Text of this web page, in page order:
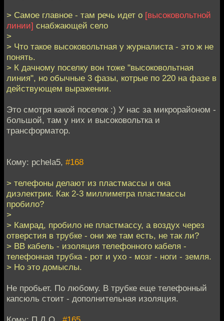
> Самое главное - там речь идет о [высоковольтной
линии] снабжающей село
>
> Что такое высоковольтная у журналиста - это ж не
понять.
> К дачному поселку вон тоже "высоковольтная
линия", но обычные 3 фазы, котрые по 220 на фазе в
действующем выражении.
Это смотря какой поселок :) У нас за микрорайоном -
большой, там у них и высоковольтка и
трансформатор.
Кому: pchela5, #168
> телефоны делают из пластмассы и она
диэлектрик. Как 2-3 миллиметра пластмассы
пробило?
>
> Камрад, пробило не пластмассу, а воздух через
отверстия в трубке - они же там есть, не так ли?
> ВВ кабель - изоляция телефонного кабеля -
телефонная трубка - рот и ухо - мозг - ноги - земля.
> Но это домыслы.
Не пробьет. По любому. В трубке еще телефонный
капсюль стоит - дополнительная изоляция.